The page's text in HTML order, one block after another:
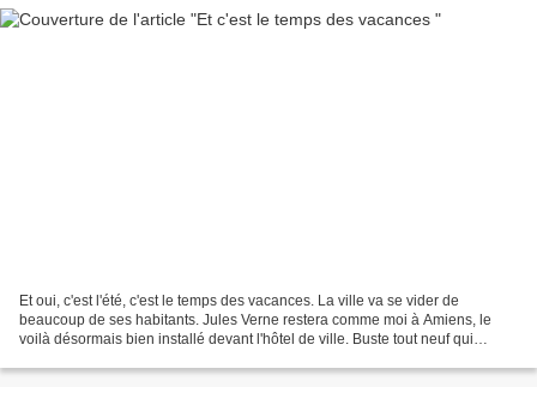
Et oui, c'est l'été, c'est le temps des vacances. La ville va se vider de
beaucoup de ses habitants. Jules Verne restera comme moi à Amiens, le
voilà désormais bien installé devant l'hôtel de ville. Buste tout neuf qui